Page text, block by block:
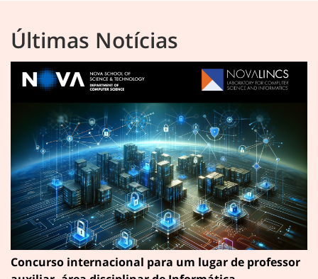
Últimas Notícias
Concurso internacional para um lugar de professor